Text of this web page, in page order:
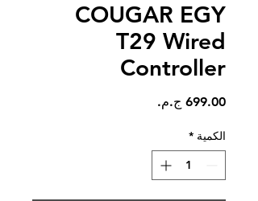
COUGAR EGY
T29 Wired
Controller
الكمية *